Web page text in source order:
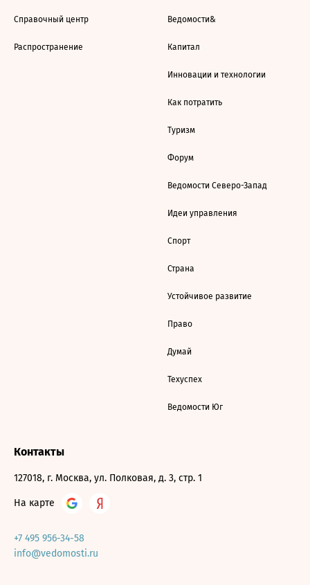
Справочный центр
Распространение
Ведомости&
Капитал
Инновации и технологии
Как потратить
Туризм
Форум
Ведомости Северо-Запад
Идеи управления
Спорт
Страна
Устойчивое развитие
Право
Думай
Техуспех
Ведомости Юг
Контакты
127018, г. Москва, ул. Полковая, д. 3, стр. 1
На карте
+7 495 956-34-58
info@vedomosti.ru